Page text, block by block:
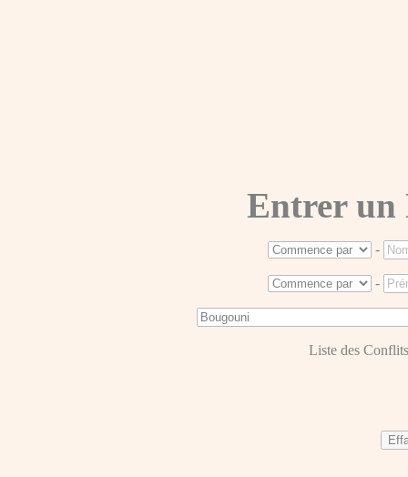
Entrer un
-
-
Liste des